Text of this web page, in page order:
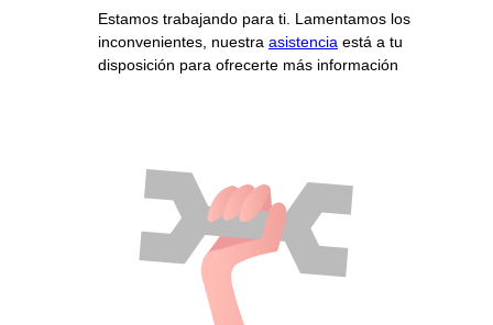
Estamos trabajando para ti. Lamentamos los
inconvenientes, nuestra asistencia está a tu
disposición para ofrecerte más información